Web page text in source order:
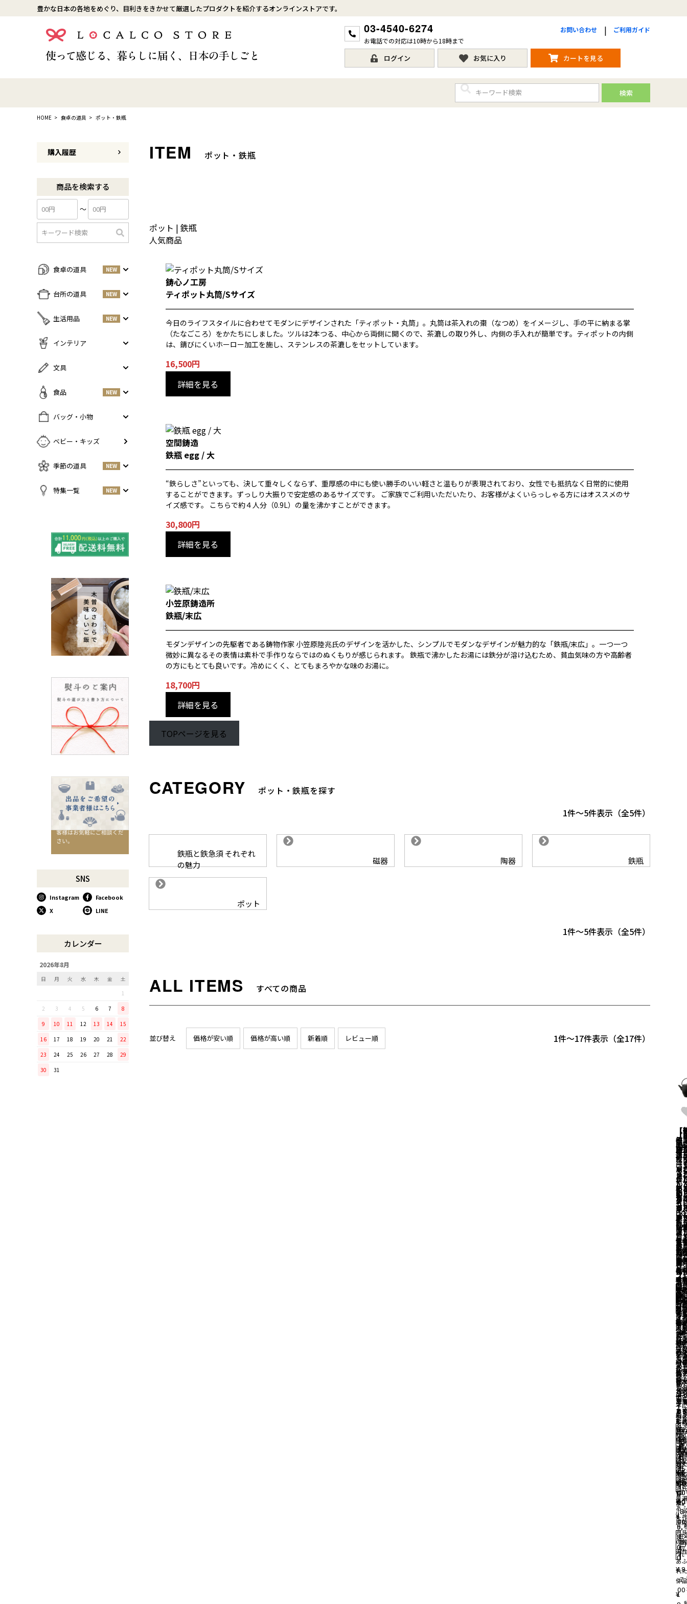
豊かな日本の各地をめぐり、目利きをきかせて厳選したプロダクトを紹介するオンラインストアです。
03-4540-6274
お電話での対応は10時から18時まで
お問い合わせ ご利用ガイド
ログイン お気に入り カートを見る
検索
HOME 食卓の道具 ポット・鉄瓶
購入履歴
商品を検索する
〜
検
食卓の道具 NEW
すべての商品をみる
丼・小鉢
グラス・タンブラー
NEW
トレイ・コースター・鍋しき
お弁当グッズ
ポット・鉄瓶
台所の道具 NEW
すべての商品をみる
鍋・フライパン
NEW
調理器具
保存容器
その他キッチンツール
生活用品 NEW
すべての商品をみる
美容ケア
NEW
インテリア
すべての商品をみる
香・ろうそく
文具
すべての商品をみる
PCアクセサリー
食品 NEW
すべての商品を見る
コーヒー NEW
NEW
バッグ・小物
すべての商品をみる
名刺入れ・カードケース
ベビー・キッズ
季節の道具 NEW
すべての商品をみる
秋
特集一覧 NEW
よくある質問〈ほうき
全般〉
NEW
方
棕櫚箒と江戸箒の違い NEW
江戸箒の特徴 NEW
棕櫚箒の特徴 NEW
箒で見直す暮らしの基
準
NEW
ノスタルジックな肥前びーど
SUSgalleryと過ごす至福の時
千切りピーラーで仕込んでみ
星座マグでくつろぎのひとと
コーヒーミルで格別な1杯を
味わう
行平鍋があればたいていのこ
とは大丈夫。
馬毛歯ブラシがオススメな理
お祝い事に欠かせない「ミニ
使い込んで育てる道具、卵焼
き鍋
リンゴのための魅せるナイフ
『pomme』
「毎日納豆を食べていま
てほしい山只華陶苑の納豆鉢
調理から盛り付けまでこなす
「寿 菜箸」は、とても優秀
作所のペティナイフ「ゆり
ミニパンのお手入れ方法
ミニパン（大）で料理を楽し
SNS
Instagram
Facebook
X
LINE
カレンダー
2026年8月
日 月 火 水 木 金
土
1
2
3 4 5 6 7
8
9
10 11 12 13 14
15
16
17 18 19 20 21
22
23
24 25 26 27 28
29
30
31
ポット・鉄瓶
ポット | 鉄瓶
人気商品
鋳心ノ工房
ティポット丸筒/Sサイズ
今日のライフスタイルに合わせてモダンにデザインされた「ティポット・丸筒」。丸筒は茶入れの棗（なつめ）をイメージし、手の平に納まる掌
（たなごころ）をかたちにしました。ツルは2本つる、中心から両側に開くので、茶漉しの取り外し、内側の手入れが簡単です。ティポットの内側
は、錆びにくいホーロー加工を施し、ステンレスの茶漉しをセットしています。
16,500円
詳細を見る
空間鋳造
鉄瓶 egg / 大
“鉄らしさ”といっても、決して重々しくならず、重厚感の中にも使い勝手のいい軽さと温もりが表現されており、女性でも抵抗なく日常的に使用
することができます。ずっしり大振りで安定感のあるサイズです。 ご家族でご利用いただいたり、お客様がよくいらっしゃる方にはオススメのサ
イズ感です。 こちらで約４人分（0.9L）の量を沸かすことができます。
30,800円
詳細を見る
小笠原鋳造所
鉄瓶/末広
モダンデザインの先駆者である鋳物作家 小笠原陸兆氏のデザインを活かした、シンプルでモダンなデザインが魅力的な「鉄瓶/末広」。一つ一つ
微妙に異なるその表情は素朴で手作りならではのぬくもりが感じられます。 鉄瓶で沸かしたお湯には鉄分が溶け込むため、貧血気味の方や高齢者
の方にもとても良いです。冷めにくく、とてもまろやかな味のお湯に。
18,700円
詳細を見る
TOPページを見る
ポット・鉄瓶を探す
5
1 -
5件表示
鉄瓶と鉄急須 それぞれ
の魅力
磁器 陶器 鉄瓶
ポット
5
1 -
5件表示
すべての商品
並び替え 価格が安い順 価格が高い順 新着順 レビュー順 17
1 -
17件表示
使
ば
う
ど、
ま
「
」
使
こ
が
し
に
る
呑
【
艸
(そ
う
う
ま)
】
湯
し/
鹿
島
¥4,
4
0
0
モ
ン
ザ
ン
先
者
あ
鋳
作
家
小
原
兆
の
遍
あ
れ
作
【
笠
鋳
所
（
が
わ
ち
う
う
ょ
】
笠
陸
作
（
が
わ
り
ち
う
鉄
瓶/
小
（
部
器
/岩
手
¥1
注
た
び
心
や
ぐ
美
窯
『
田
牡
丹
が
る
質
ティ
ー
イ
ム
【
山
窯
吉
屋
小
ッ
ト
中
ッ
¥
50
税
〜
こ
一
が
食
を
や
に
る
【
子
房
ラ
ト
ー
ミ
汁
ブ
ー
S/L
¥
40
税
〜
食
に
ガ
ス
魔
を
【
子
房
ラ
ト
ー
ミ
汁
ク
ア
S/L
¥
40
税
〜
ま
る
時
で
心
満
す。
【
子
房
ラ
ト
ー
ま
ま
ポ
ト
/
L
¥
税
〜
一
に
職
の
が
る
【
子
房
ラ
ト
ー
和
急
須/
ス
ン
手/
籐
¥
00
税
〜
丸
は
入
の
つ
を
メ
ジ
し
手
平
納
る“
な
こ
ろ”
か
ち
し
し
た
【
心
工
（
ゅ
し
の
う
う
】
ィ
ッ
平
ぼ/
サ
ズ/
山
県
¥1
9,
8
0
0
丸
は
入
の
つ
を
メ
ジ
し
手
平
納
る“
な
こ
ろ”
か
ち
し
し
た
【
心
工
（
ゅ
し
の
う
う
】
ィ
ッ
丸
筒/
サ
ズ/
山
県
¥1
6,
5
0
0
【
間
造
（
う
ん
ゅ
ぞ
う
南
鉄
急
中/
手
在
庫
切
れ
¥13
,2
00
来
多
へ
す
の
ズ
約
分
（
）
を
す
が
ま
【
間
造
（
う
ん
ゅ
ぞ
う
南
鉄
鉄
大/
手
在
庫
切
れ
¥30
,8
00
丸
玉
メ
し
の
納
る“
ご
ろ”
た
し
た
【
心
工
（
ゅ
し
の
う
う
】
ポ
ト
玉/
サ
ズ
ラ
ク
形
在
庫
切
れ
¥16
,5
00
モ
デ
ン
駆
あ
鉄
家
笠
兆
普
あ
た
【
笠
鋳
所
（
が
わ
ち
う
う
ょ
】
笠
陸
作
（
が
わ
り
ち
う
鉄
末
（
部
器
岩
県
在
庫
切
れ
¥18
,7
00
【
DY.
（
ー
ィ
】
.
0
カ
l/
県
在
庫
切
れ
¥18
,4
80
茶
れ
壷
メ
し
つ
細
注
は
れ
く
さ
能
兼
え
ま
【
心
工
（
ゅ
し
の
う
う
】
ポ
ト
つ
ぼ
サ
ズ/
形
在
庫
切
れ
¥30
,8
00
丸
茶
の
め
メ
し
の
納
る“
ご
ろ”
た
し
た
【
心
工
（
ゅ
し
の
う
う
】
ポ
ト
玉
サ
ズ/
形
在
庫
切
れ
¥27
,5
00
丸
茶
の
め
メ
し
の
納
る“
ご
ろ”
た
し
た
【
心
工
（
ゅ
し
の
う
う
】
ィ
ッ
丸
筒
サ
ズ/
形
在
庫
切
れ
¥27
,5
00